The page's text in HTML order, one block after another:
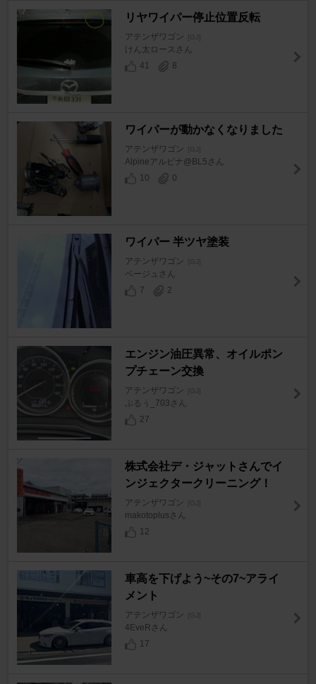
リヤワイパー停止位置反転
アテンザワゴン [GJ]
けん太ロースさん
41
8
ワイパーが動かなくなりました
アテンザワゴン [GJ]
Alpineアルピナ@BL5さん
10
0
ワイパー 半ツヤ塗装
アテンザワゴン [GJ]
ベージュさん
7
2
エンジン油圧異常、オイルポン
プチェーン交換
アテンザワゴン [GJ]
ぶるぅ_703さん
27
​株式会社デ・ジャットさんでイ
ンジェクタークリーニング！
アテンザワゴン [GJ]
makotoplusさん
12
車高を下げよう~その7~アライ
メント
アテンザワゴン [GJ]
4EveRさん
17